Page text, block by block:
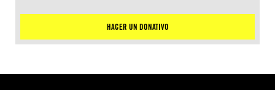
HACER UN DONATIVO